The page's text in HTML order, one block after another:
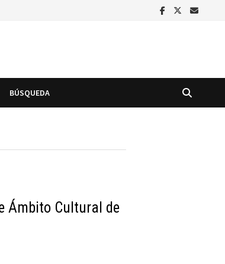
BÚSQUEDA
Ámbito Cultural de